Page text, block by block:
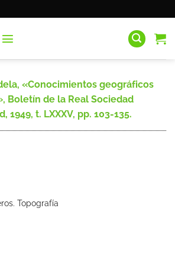
«Conocimientos geográficos
Boletín de la Real Sociedad
1949, t. LXXXV, pp. 103-135.
Topografía